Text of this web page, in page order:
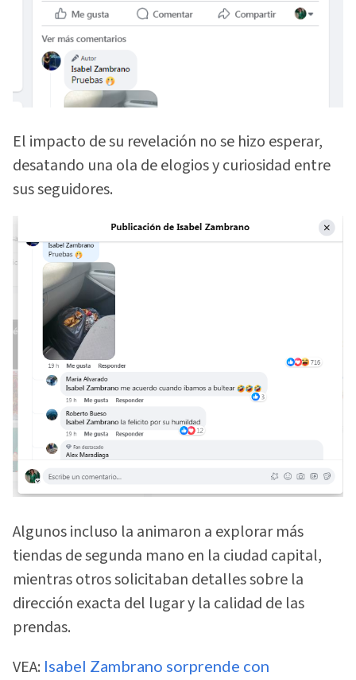
El impacto de su revelación no se hizo esperar,
desatando una ola de elogios y curiosidad entre
sus seguidores.
Algunos incluso la animaron a explorar más
tiendas de segunda mano en la ciudad capital,
mientras otros solicitaban detalles sobre la
dirección exacta del lugar y la calidad de las
prendas.
VEA: Isabel Zambrano sorprende con